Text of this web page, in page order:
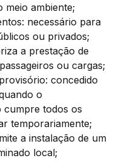
meio ambiente;
necessário para
ou privados;
a prestação de
ou cargas;
concedido
o
cumpre todos os
temporariamente;
a instalação de um
local;